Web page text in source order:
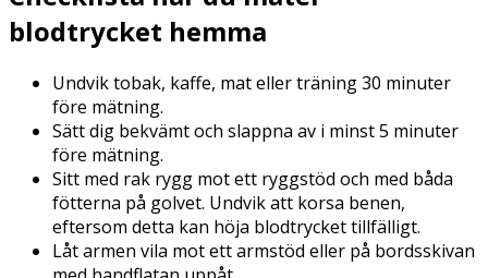
blodtrycket hemma
Undvik tobak, kaffe, mat eller träning 30 minuter
före mätning.
Sätt dig bekvämt och slappna av i minst 5 minuter
före mätning.
Sitt med rak rygg mot ett ryggstöd och med båda
fötterna på golvet. Undvik att korsa benen,
eftersom detta kan höja blodtrycket tillfälligt.
Låt armen vila mot ett armstöd eller på bordsskivan